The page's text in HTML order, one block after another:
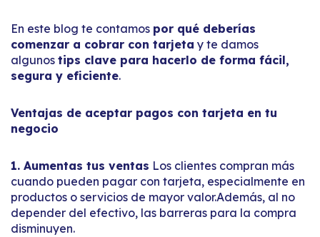
En este blog te contamos por qué deberías
comenzar a cobrar con tarjeta y te damos
algunos tips clave para hacerlo de forma fácil,
segura y eficiente.
Ventajas de aceptar pagos con tarjeta en tu
negocio
1. Aumentas tus ventas Los clientes compran más
cuando pueden pagar con tarjeta, especialmente en
productos o servicios de mayor valor.Además, al no
depender del efectivo, las barreras para la compra
disminuyen.